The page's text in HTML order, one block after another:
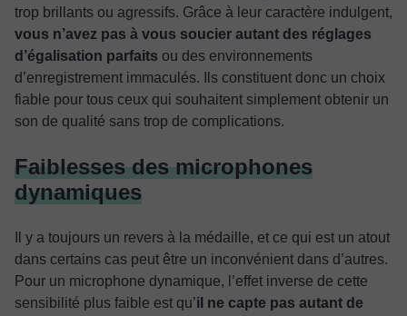
trop brillants ou agressifs. Grâce à leur caractère indulgent,
vous n’avez pas à vous soucier autant des réglages
d’égalisation parfaits ou des environnements
d’enregistrement immaculés. Ils constituent donc un choix
fiable pour tous ceux qui souhaitent simplement obtenir un
son de qualité sans trop de complications.
Faiblesses des microphones
dynamiques
Il y a toujours un revers à la médaille, et ce qui est un atout
dans certains cas peut être un inconvénient dans d’autres.
Pour un microphone dynamique, l’effet inverse de cette
sensibilité plus faible est qu’il ne capte pas autant de